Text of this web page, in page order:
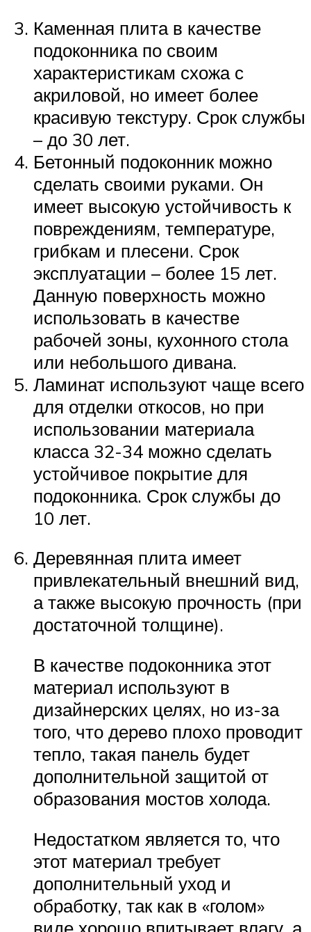
Каменная плита в качестве
подоконника по своим
характеристикам схожа с
акриловой, но имеет более
красивую текстуру. Срок службы
– до 30 лет.
Бетонный подоконник можно
сделать своими руками. Он
имеет высокую устойчивость к
повреждениям, температуре,
грибкам и плесени. Срок
эксплуатации – более 15 лет.
Данную поверхность можно
использовать в качестве
рабочей зоны, кухонного стола
или небольшого дивана.
Ламинат используют чаще всего
для отделки откосов, но при
использовании материала
класса 32-34 можно сделать
устойчивое покрытие для
подоконника. Срок службы до
10 лет.
Деревянная плита имеет
привлекательный внешний вид,
а также высокую прочность (при
достаточной толщине).
В качестве подоконника этот
материал используют в
дизайнерских целях, но из-за
того, что дерево плохо проводит
тепло, такая панель будет
дополнительной защитой от
образования мостов холода.
Недостатком является то, что
этот материал требует
дополнительный уход и
обработку, так как в «голом»